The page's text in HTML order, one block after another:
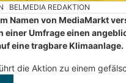
BELMEDIA REDAKTION
Namen von MediaMarkt
einer Umfrage einen
eine tragbare Klimaanlage.
die Aktion zu einem